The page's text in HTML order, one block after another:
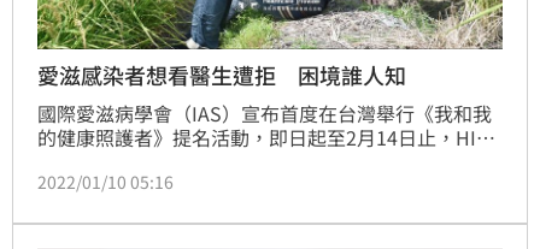
愛滋感染者想看醫生遭拒 困境誰人知
國際愛滋病學會（IAS）宣布首度在台灣舉行《我和我
的健康照護者》提名活動，即日起至2月14日止，HIV
名陪伴自己戰勝愛滋汙名與歧視的健康照護者。（記
2022/01/10 05:16